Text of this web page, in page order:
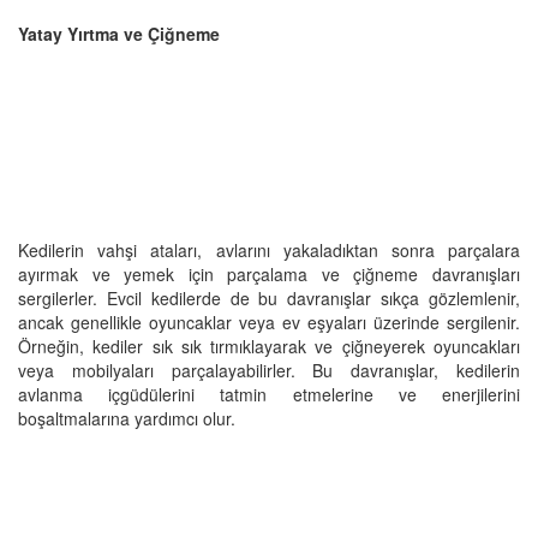
Yatay Yırtma ve Çiğneme
Kedilerin vahşi ataları, avlarını yakaladıktan sonra parçalara
ayırmak ve yemek için parçalama ve çiğneme davranışları
sergilerler. Evcil kedilerde de bu davranışlar sıkça gözlemlenir,
ancak genellikle oyuncaklar veya ev eşyaları üzerinde sergilenir.
Örneğin, kediler sık sık tırmıklayarak ve çiğneyerek oyuncakları
veya mobilyaları parçalayabilirler. Bu davranışlar, kedilerin
avlanma içgüdülerini tatmin etmelerine ve enerjilerini
boşaltmalarına yardımcı olur.